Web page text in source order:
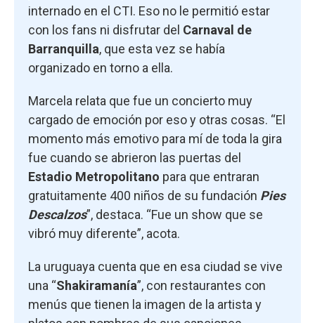
internado en el CTI. Eso no le permitió estar
con los fans ni disfrutar del Carnaval de
Barranquilla, que esta vez se había
organizado en torno a ella.
Marcela relata que fue un concierto muy
cargado de emoción por eso y otras cosas. “El
momento más emotivo para mí de toda la gira
fue cuando se abrieron las puertas del
Estadio Metropolitano para que entraran
gratuitamente 400 niños de su fundación Pies
Descalzos”, destaca. “Fue un show que se
vibró muy diferente”, acota.
La uruguaya cuenta que en esa ciudad se vive
una “Shakiramanía”, con restaurantes con
menús que tienen la imagen de la artista y